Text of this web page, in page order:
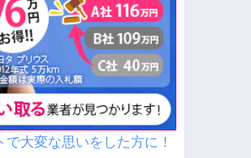
大変な思いをした方に！